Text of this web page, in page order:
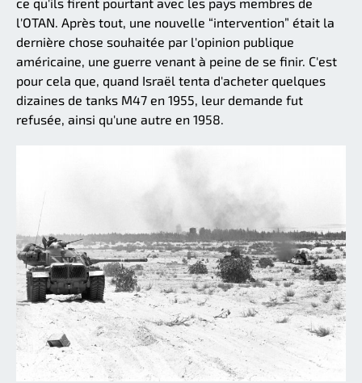
l'OTAN. Après tout, une nouvelle “intervention” était la
dernière chose souhaitée par l'opinion publique
américaine, une guerre venant à peine de se finir. C'est
pour cela que, quand Israël tenta d'acheter quelques
dizaines de tanks M47 en 1955, leur demande fut
refusée, ainsi qu'une autre en 1958.